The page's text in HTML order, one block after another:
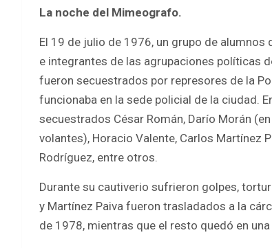
La noche del Mimeografo.
El 19 de julio de 1976, un grupo de
e integrantes de las agrupaciones políticas
fueron secuestrados por represores de la
funcionaba en la sede policial de la ciudad.
secuestrados César Román, Darío Morán
volantes), Horacio Valente, Carlos Martínez
Rodríguez, entre otros.
Durante su cautiverio sufrieron golpes,
y Martínez Paiva fueron trasladados a la
de 1978, mientras que el resto quedó en una